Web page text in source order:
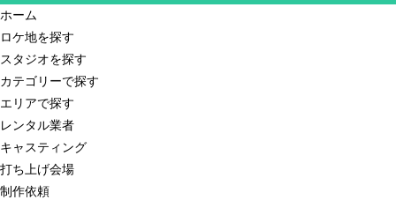
ホーム
ロケ地を探す
スタジオを探す
カテゴリーで探す
エリアで探す
レンタル業者
キャスティング
打ち上げ会場
制作依頼